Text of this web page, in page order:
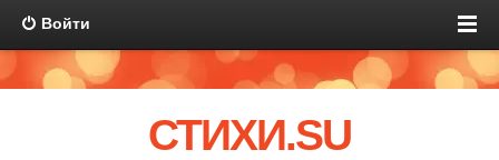
Войти
СТИХИ.SU